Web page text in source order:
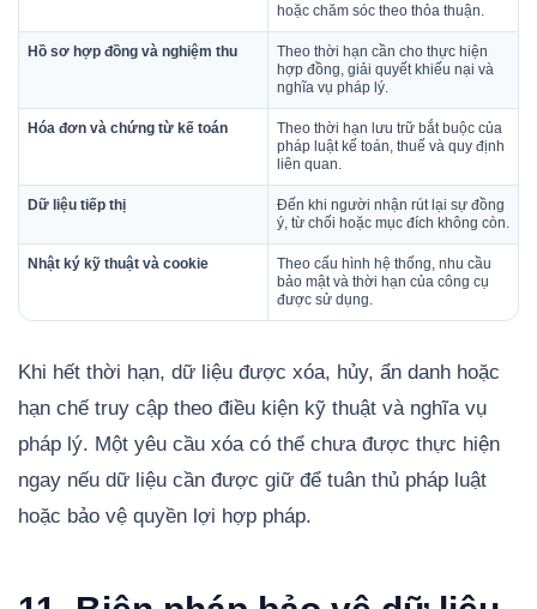
hoặc chăm sóc theo thỏa thuận.
Hồ sơ hợp đồng và nghiệm thu
Theo thời hạn cần cho thực hiện
hợp đồng, giải quyết khiếu nại và
nghĩa vụ pháp lý.
Hóa đơn và chứng từ kế toán
Theo thời hạn lưu trữ bắt buộc của
pháp luật kế toán, thuế và quy định
liên quan.
Dữ liệu tiếp thị
Đến khi người nhận rút lại sự đồng
ý, từ chối hoặc mục đích không còn.
Nhật ký kỹ thuật và cookie
Theo cấu hình hệ thống, nhu cầu
bảo mật và thời hạn của công cụ
được sử dụng.
Khi hết thời hạn, dữ liệu được xóa, hủy, ẩn danh hoặc
hạn chế truy cập theo điều kiện kỹ thuật và nghĩa vụ
pháp lý. Một yêu cầu xóa có thể chưa được thực hiện
ngay nếu dữ liệu cần được giữ để tuân thủ pháp luật
hoặc bảo vệ quyền lợi hợp pháp.